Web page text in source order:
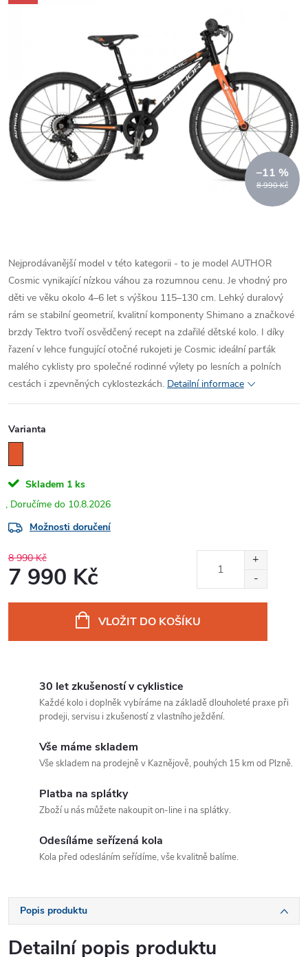
8 990 Kč
–11 %
Nejprodávanější model v této kategorii - to je model AUTHOR
Cosmic vynikající nízkou váhou za rozumnou cenu. Je vhodný pro
děti ve věku okolo 4–6 let s výškou 115–130 cm. Lehký duralový
rám se stabilní geometrií, kvalitní komponenty Shimano a značkové
brzdy Tektro tvoří osvědčený recept na zdařilé dětské kolo. I díky
řazení v lehce fungující otočné rukojeti je Cosmic ideální parťák
malého cyklisty pro společné rodinné výlety po lesních a polních
cestách i zpevněných cyklostezkách. Detailní informace
Varianta
Skladem 1 ks
10.8.2026
Možnosti doručení
8 990 Kč
7 990 Kč
VLOŽIT DO KOŠÍKU
30 let zkušeností v cyklistice
Každé kolo i doplněk vybíráme na základě dlouholeté praxe při
prodeji, servisu i zkušeností z vlastního ježdění.
Vše máme skladem
Vše skladem na prodejně v Kaznějově, pouhých 15 km od Plzně.
Platba na splátky
Zboží u nás můžete nakoupit on-line i na splátky.
Odesíláme seřízená kola
Kola před odesláním seřídíme, vše kvalitně balíme.
Popis produktu
Detailní popis produktu